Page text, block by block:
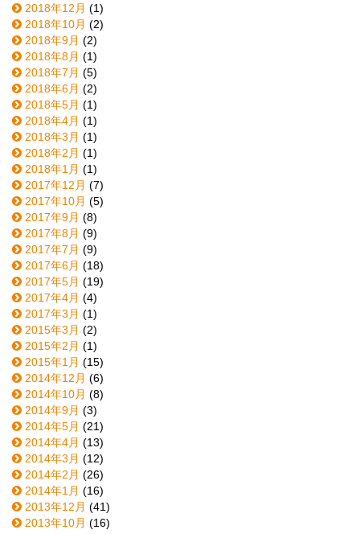
2018年12月 (1)
2018年10月 (2)
2018年9月 (2)
2018年8月 (1)
2018年7月 (5)
2018年6月 (2)
2018年5月 (1)
2018年4月 (1)
2018年3月 (1)
2018年2月 (1)
2018年1月 (1)
2017年12月 (7)
2017年10月 (5)
2017年9月 (8)
2017年8月 (9)
2017年7月 (9)
2017年6月 (18)
2017年5月 (19)
2017年4月 (4)
2017年3月 (1)
2015年3月 (2)
2015年2月 (1)
2015年1月 (15)
2014年12月 (6)
2014年10月 (8)
2014年9月 (3)
2014年5月 (21)
2014年4月 (13)
2014年3月 (12)
2014年2月 (26)
2014年1月 (16)
2013年12月 (41)
2013年10月 (16)